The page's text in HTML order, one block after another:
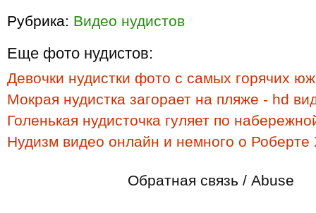
Рубрика: Видео нудистов
Еще фото нудистов:
Девочки нудистки фото с самых горячих
Мокрая нудистка загорает на пляже - hd
Голенькая нудисточка гуляет по
Нудизм видео онлайн и немного о
Обратная связь / Abuse